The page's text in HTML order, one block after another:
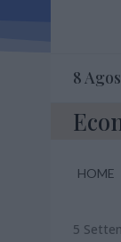
8
HOME
5